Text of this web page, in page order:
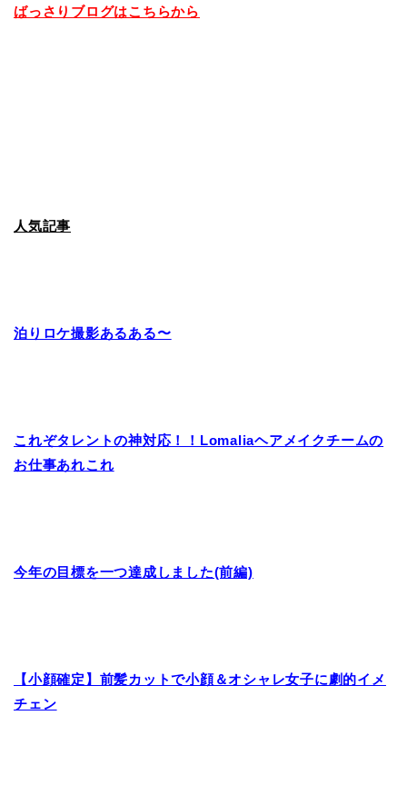
ばっさりブログはこちらから
人気記事
泊りロケ撮影あるある〜
これぞタレントの神対応！！Lomaliaヘアメイクチームの
お仕事あれこれ
今年の目標を一つ達成しました(前編)
【小顔確定】前髪カットで小顔＆オシャレ女子に劇的イメ
チェン